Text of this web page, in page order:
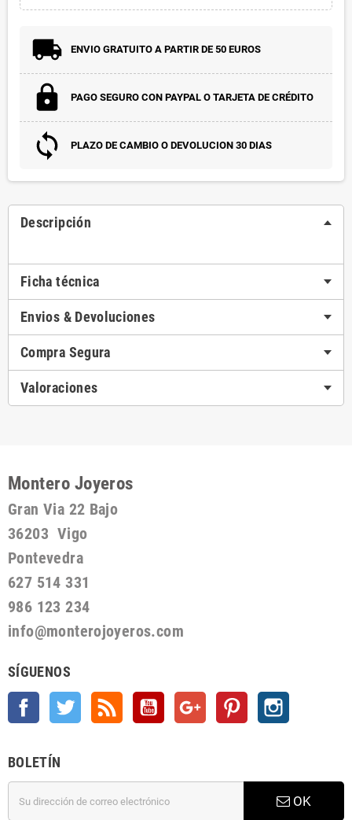
ENVIO GRATUITO A PARTIR DE 50 EUROS
PAGO SEGURO CON PAYPAL O TARJETA DE CRÉDITO
PLAZO DE CAMBIO O DEVOLUCION 30 DIAS
Descripción
Ficha técnica
Envios & Devoluciones
Compra Segura
Valoraciones
Montero Joyeros
Gran Via 22 Bajo
36203 Vigo
Pontevedra
627 514 331
986 123 234
info@monterojoyeros.com
SÍGUENOS
Facebook Twitter YouTube Google + Pinterest
BOLETÍN
OK